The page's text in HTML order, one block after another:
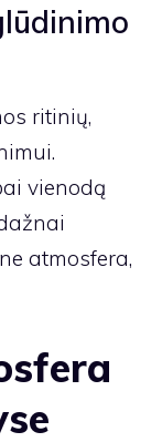
ritinių,
vienodą
atmosfera,